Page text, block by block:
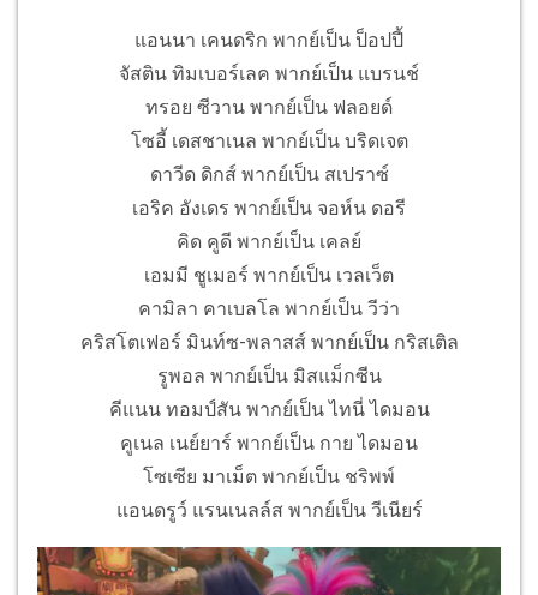
แอนนา เคนดริก พากย์เป็น ป็อปปี้
จัสติน ทิมเบอร์เลค พากย์เป็น แบรนช์
ทรอย ซีวาน พากย์เป็น ฟลอยด์
โซอี้ เดสชาเนล พากย์เป็น บริดเจต
ดาวีด ดิกส์ พากย์เป็น สเปราซ์
เอริค อังเดร พากย์เป็น จอห์น ดอรี
คิด คูดี พากย์เป็น เคลย์
เอมมี ชูเมอร์ พากย์เป็น เวลเว็ต
คามิลา คาเบลโล พากย์เป็น วีว่า
คริสโตเฟอร์ มินท์ซ-พลาสส์ พากย์เป็น กริสเติล
รูพอล พากย์เป็น มิสแม็กซีน
คีแนน ทอมป์สัน พากย์เป็น ไทนี่ ไดมอน
คูเนล เนย์ยาร์ พากย์เป็น กาย ไดมอน
โซเซีย มาเม็ต พากย์เป็น ชริพพ์
แอนดรูว์ แรนเนลล์ส พากย์เป็น วีเนียร์